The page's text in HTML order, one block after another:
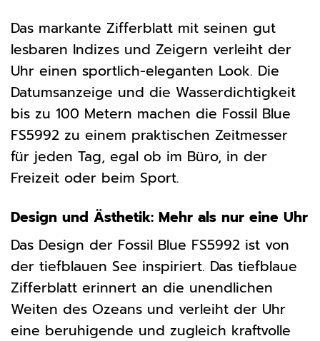
Das markante Zifferblatt mit seinen gut
lesbaren Indizes und Zeigern verleiht der
Uhr einen sportlich-eleganten Look. Die
Datumsanzeige und die Wasserdichtigkeit
bis zu 100 Metern machen die Fossil Blue
FS5992 zu einem praktischen Zeitmesser
für jeden Tag, egal ob im Büro, in der
Freizeit oder beim Sport.
Design und Ästhetik: Mehr als nur eine Uhr
Das Design der Fossil Blue FS5992 ist von
der tiefblauen See inspiriert. Das tiefblaue
Zifferblatt erinnert an die unendlichen
Weiten des Ozeans und verleiht der Uhr
eine beruhigende und zugleich kraftvolle